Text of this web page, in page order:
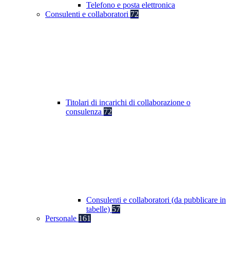
Telefono e posta elettronica
Consulenti e collaboratori 72
Titolari di incarichi di collaborazione o
consulenza 72
Consulenti e collaboratori (da pubblicare in
tabelle) 57
Personale 161